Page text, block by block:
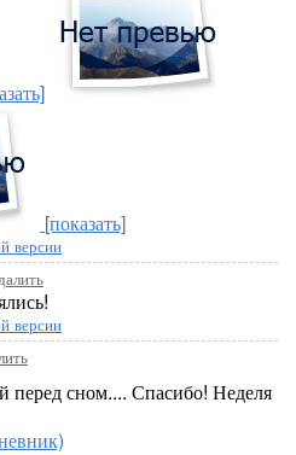
[показать]
версии
версии
перед сном.... Спасибо! Неделя